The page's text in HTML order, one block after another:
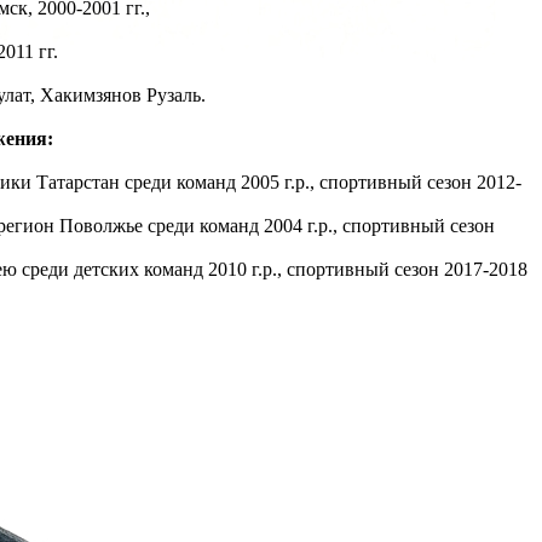
2000-2001 гг.,
гг.
Хакимзянов Рузаль.
Татарстан среди команд 2005 г.р., спортивный сезон 2012-
Поволжье среди команд 2004 г.р., спортивный сезон
среди детских команд 2010 г.р., спортивный сезон 2017-2018